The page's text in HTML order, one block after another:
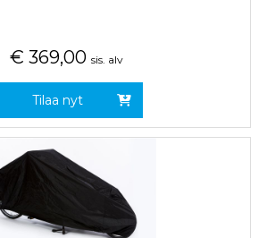
€ 369,00 sis. alv
Tilaa nyt